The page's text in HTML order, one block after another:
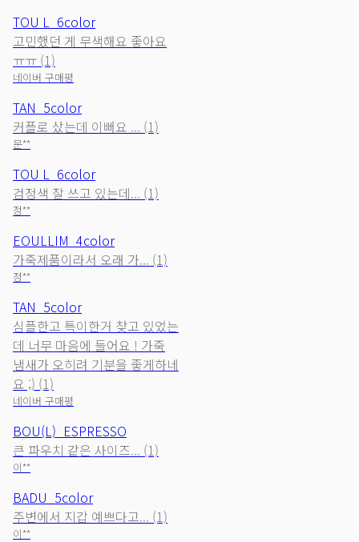
TOU L_6color
고민했던 게 무색해요 좋아요
ㅠㅠ (1)
네이버 구매평
TAN_5color
커플로 샀는데 이뻐요 ... (1)
문**
TOU L_6color
검정색 잘 쓰고 있는데... (1)
정**
EOULLIM_4color
가죽제품이라서 오래 가... (1)
정**
TAN_5color
심플한고 특이한거 찾고 있었는
데 너무 마음에 들어요 ! 가죽
냄새가 오히려 기분을 좋게하네
요 ;) (1)
네이버 구매평
BOU(L)_ESPRESSO
큰 파우치 같은 사이즈... (1)
이**
BADU_5color
주변에서 지갑 예쁘다고... (1)
이**